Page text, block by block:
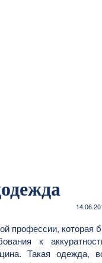
профессии, которая
к
Такая одежда,